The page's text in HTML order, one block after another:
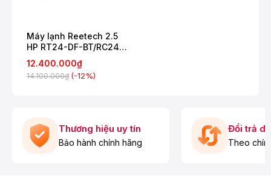
Máy lạnh Reetech 2.5
HP RT24-DF-BT/RC24-
DF-BT
12.400.000₫
14.100.000₫ (-12%)
Thương hiệu uy tín
Bảo hành chính hãng
Đổi trả
Theo